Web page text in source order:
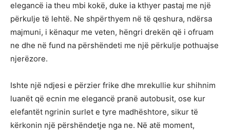
elegancë ia theu mbi kokë, duke ia kthyer pastaj me një
përkulje të lehtë. Ne shpërthyem në të qeshura, ndërsa
majmuni, i kënaqur me veten, hëngri drekën që i ofruam
ne dhe në fund na përshëndeti me një përkulje pothuajse
njerëzore.
Ishte një ndjesi e përzier frike dhe mrekullie kur shihnim
luanët që ecnin me elegancë pranë autobusit, ose kur
elefantët ngrinin surlet e tyre madhështore, sikur të
kërkonin një përshëndetje nga ne. Në atë moment,